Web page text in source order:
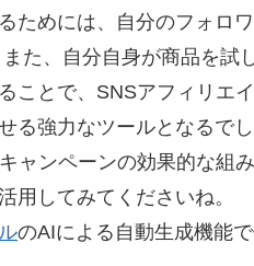
ためには、自分のフォロ
た、自分自身が商品を試
ことで、SNSアフィリエ
る強力なツールとなるで
ャンペーンの効果的な組
用してみてくださいね。
のAIによる自動生成機能